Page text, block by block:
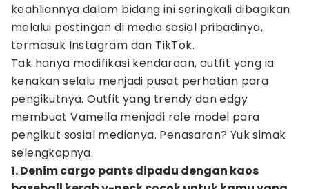
keahliannya dalam bidang ini seringkali dibagikan
melalui postingan di media sosial pribadinya,
termasuk Instagram dan TikTok.
Tak hanya modifikasi kendaraan, outfit yang ia
kenakan selalu menjadi pusat perhatian para
pengikutnya. Outfit yang trendy dan edgy
membuat Vamella menjadi role model para
pengikut sosial medianya. Penasaran? Yuk simak
selengkapnya.
1. Denim cargo pants dipadu dengan kaos